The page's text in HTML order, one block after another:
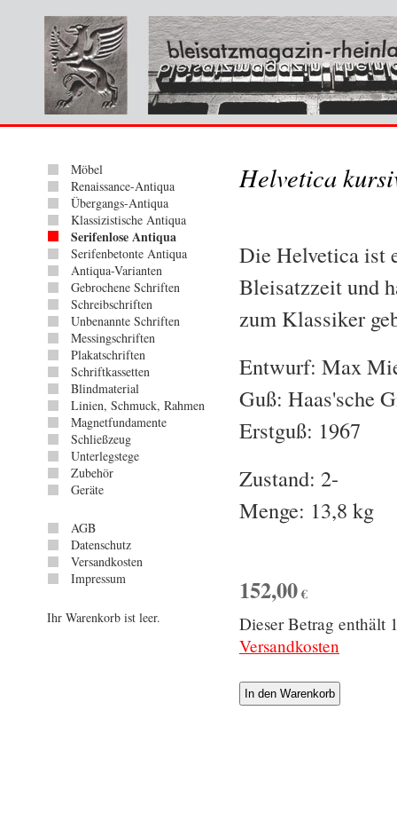
Möbel
Renaissance-Antiqua
Übergangs-Antiqua
Klassizistische Antiqua
Serifenlose Antiqua
Serifenbetonte Antiqua
Antiqua-Varianten
Gebrochene Schriften
Schreibschriften
Unbenannte Schriften
Messingschriften
Plakatschriften
Schriftkassetten
Blindmaterial
Linien, Schmuck, Rahmen
Magnetfundamente
Schließzeug
Unterlegstege
Zubehör
Geräte
AGB
Datenschutz
Versandkosten
Impressum
Ihr Warenkorb ist leer.
Helvetica
Die Helvetica ist
Bleisatzzeit und
zum Klassiker
Entwurf: Max
Guß: Haas'sche
Erstguß: 1967
Zustand: 2-
Menge: 13,8 kg
152,00€
Dieser Betrag
Versandkosten